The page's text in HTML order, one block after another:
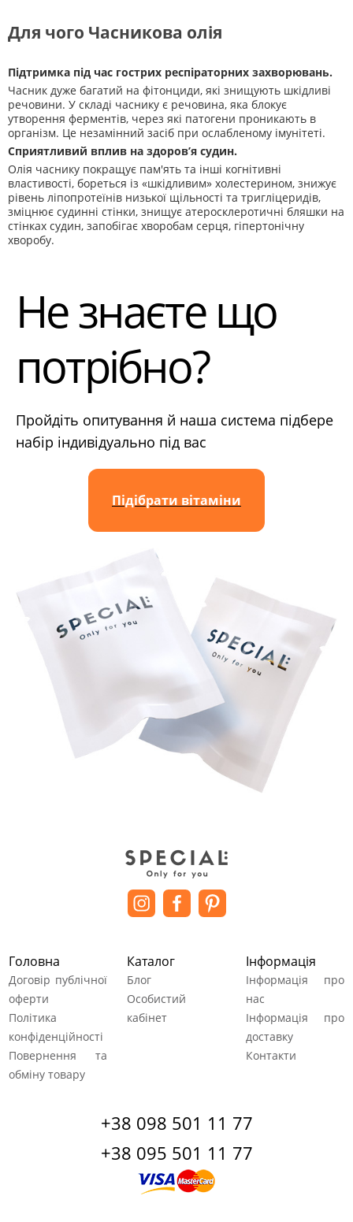
Для чого Часникова олія
Підтримка під час гострих респіраторних захворювань.
Часник дуже багатий на фітонциди, які знищують шкідливі
речовини. У складі часнику є речовина, яка блокує
утворення ферментів, через які патогени проникають в
організм. Це незамінний засіб при ослабленому імунітеті.
Сприятливий вплив на здоров’я судин.
Олія часнику покращує пам'ять та інші когнітивні
властивості, бореться із «шкідливим» холестерином, знижує
рівень ліпопротеїнів низької щільності та тригліцеридів,
зміцнює судинні стінки, знищує атеросклеротичні бляшки на
стінках судин, запобігає хворобам серця, гіпертонічну
хворобу.
Не знаєте що
потрібно?
Пройдіть опитування й наша система підбере
набір індивідуально під вас
Підібрати вітаміни
Головна
Договір публічної
оферти
Політика
конфіденційності
Повернення та
обміну товару
Каталог
Блог
Особистий
кабінет
Інформація
Інформація про
нас
Інформація про
доставку
Контакти
+38 098 501 11 77
+38 095 501 11 77